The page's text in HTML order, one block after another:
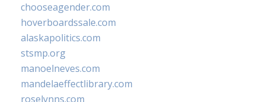
chooseagender.com
hoverboardssale.com
alaskapolitics.com
stsmp.org
manoelneves.com
mandelaeffectlibrary.com
roselynns.com